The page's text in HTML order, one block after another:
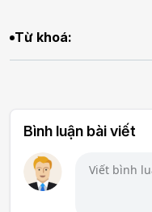
Từ khoá:
Bình luận bài viết